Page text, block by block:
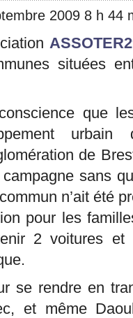
2009 8 h 44
situées
que
urbain
de
sans
n’ait été
pour les
2 voitures et
se rendre en
et même